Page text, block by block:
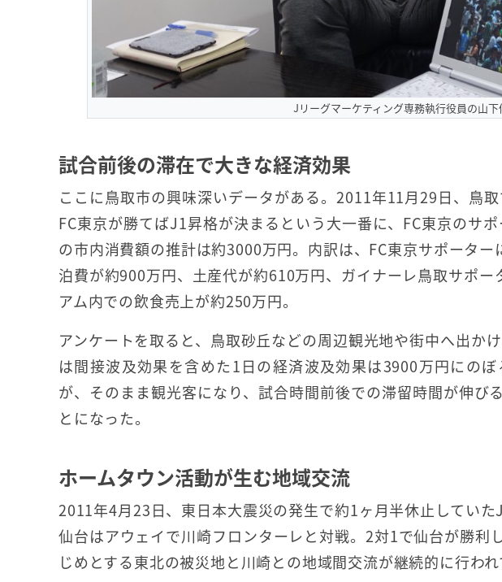
Jリーグマーケティング専務執行役員の山下
試合前後の滞在で大きな経済効果
ここに鳥取市の興味深いデータがある。2011年11月29日、鳥
FC東京が勝てばJ1昇格が決まるという大一番に、FC東京のサ
の市内消費額の推計は約3000万円。内訳は、FC東京サポータ
泊費が約900万円、土産代が約610万円、ガイナーレ鳥取サポ
アム内での飲食売上が約250万円。
アンケートを取ると、鳥取砂丘などの周辺観光地や街中へ出か
は間接波及効果を含めた1日の経済波及効果は3900万円にの
が、そのまま観光客になり、試合時間前後での滞留時間が伸び
とになった。
ホームタウン活動が生む地域交流
2011年4月23日、東日本大震災の発生で約1ヶ月半休止してい
仙台はアウェイで川崎フロンターレと対戦。2対1で仙台が勝利
じめとする東北の被災地と川崎との地域間交流が継続的に行われ